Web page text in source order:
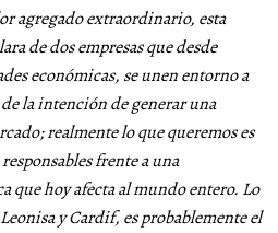
agregado extraordinario, esta
de dos empresas que desde
económicas, se unen entorno a
la intención de generar una
realmente lo que queremos es
frente a una
que hoy afecta al mundo entero. Lo
y Cardif, es probablemente el